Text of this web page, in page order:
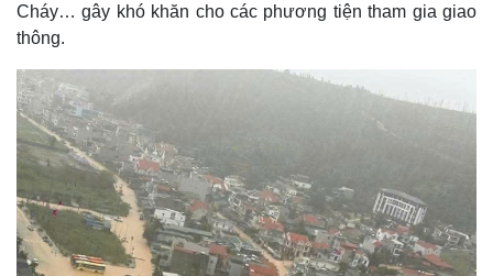
Cháy… gây khó khăn cho các phương tiện tham gia giao
thông.